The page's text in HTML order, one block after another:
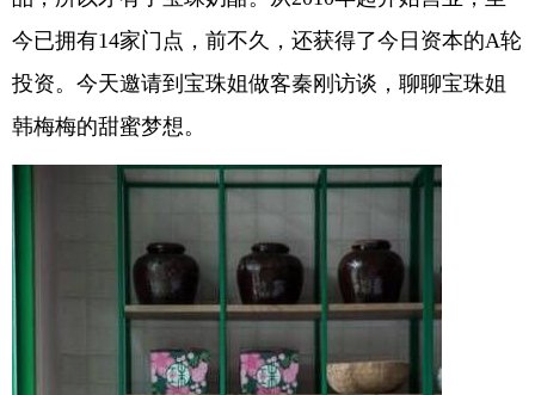
今已拥有14家门点，前不久，还获得了今日资本的A轮
投资。今天邀请到宝珠姐做客秦刚访谈，聊聊宝珠姐
韩梅梅的甜蜜梦想。